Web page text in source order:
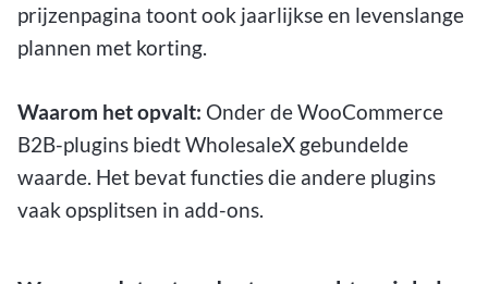
prijzenpagina toont ook jaarlijkse en levenslange
plannen met korting.
Waarom het opvalt: Onder de WooCommerce
B2B-plugins biedt WholesaleX gebundelde
waarde. Het bevat functies die andere plugins
vaak opsplitsen in add-ons.